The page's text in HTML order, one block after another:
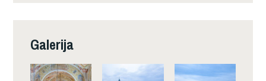
Galerija